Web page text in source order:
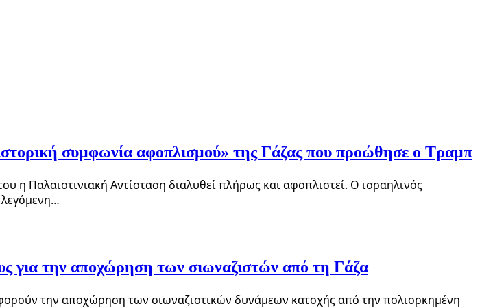
συμφωνία αφοπλισμού» της Γάζας που προώθησε ο Τραμπ
η Παλαιστινιακή Αντίσταση διαλυθεί πλήρως και αφοπλιστεί. Ο ισραηλινός
για την αποχώρηση των σιωναζιστών από τη Γάζα
την αποχώρηση των σιωναζιστικών δυνάμεων κατοχής από την πολιορκημένη